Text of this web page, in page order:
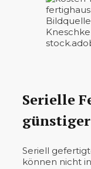
Serielle
günstiger
Seriell
können nicht